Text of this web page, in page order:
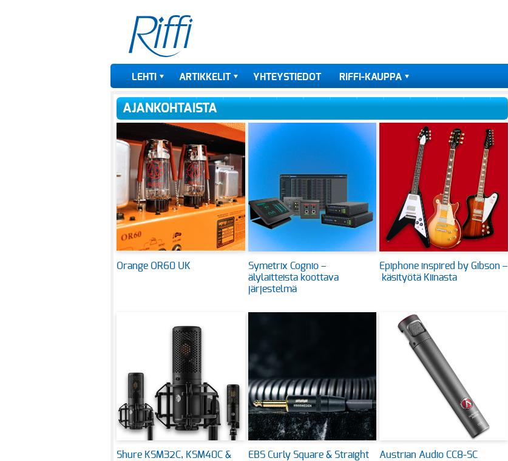
LEHTI ARTIKKELIT YHTEYSTIEDOT RIFFI-KAUPPA
AJANKOHTAISTA
Orange OR60 UK
Symetrix Cognio –
älylaitteista koottava
järjestelmä
Epiphone inspired by Gibson –
käsityötä Kiinasta
Shure KSM32C, KSM40C &
EBS Curly Square & Straight
Austrian Audio CC8-SC